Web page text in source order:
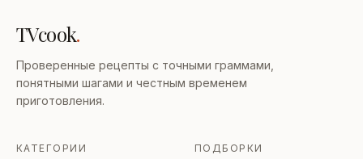
TVcook.
Проверенные рецепты с точными граммами,
понятными шагами и честным временем
приготовления.
КАТЕГОРИИ ПОДБОРКИ